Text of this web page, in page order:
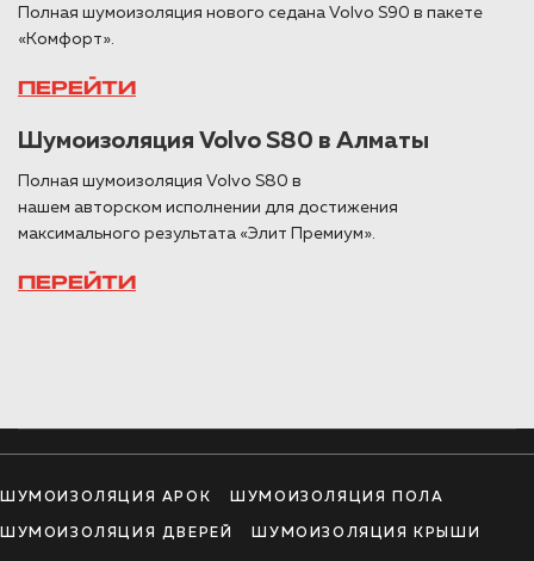
Полная шумоизоляция нового седана Volvo S90 в пакете
«Комфорт».
ПЕРЕЙТИ
Шумоизоляция Volvo S80 в Алматы
Полная шумоизоляция Volvo S80 в
нашем авторском исполнении для достижения
максимального результата «Элит Премиум».
ПЕРЕЙТИ
ШУМОИЗОЛЯЦИЯ АРОК ШУМОИЗОЛЯЦИЯ ПОЛА
ШУМОИЗОЛЯЦИЯ ДВЕРЕЙ ШУМОИЗОЛЯЦИЯ КРЫШИ